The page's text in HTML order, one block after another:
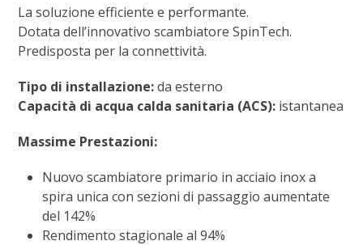
La soluzione efficiente e performante.
Dotata dell’innovativo scambiatore SpinTech.
Predisposta per la connettività.
Tipo di installazione:da esterno
Capacità di acqua calda sanitaria (ACS): istantanea
Massime Prestazioni:
Nuovo scambiatore primario in acciaio inox a
spira unica con sezioni di passaggio aumentate
del 142%
Rendimento stagionale al 94%